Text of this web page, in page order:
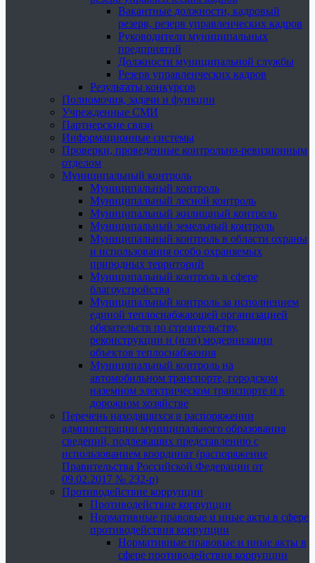
Вакантные должности, кадровый
резерв, резерв управленческих кадров
Руководители муниципальных
предприятий
Должности муниципальной службы
Резерв управленческих кадров
Результаты конкурсов
Полномочия, задачи и функции
Учрежденные СМИ
Партнерские связи
Информационные системы
Проверки, проведенные контрольно-ревизионным
отделом
Муниципальный контроль
Муниципальный контроль
Муниципальный лесной контроль
Муниципальный жилищный контроль
Муниципальный земельный контроль
Муниципальный контроль в области охраны
и использования особо охраняемых
природных территорий
Муниципальный контроль в сфере
благоустройства
Муниципальный контроль за исполнением
единой теплоснабжающей организацией
обязательств по строительству,
реконструкции и (или) модернизации
объектов теплоснабжения
Муниципальный контроль на
автомобильном транспорте, городском
наземном электрическом транспорте и в
дорожном хозяйстве
Перечень находящихся в распоряжении
администрации муниципального образования
сведений, подлежащих представлению с
использованием координат (распоряжение
Правительства Российской Федерации от
09.02.2017 № 232-р)
Противодействие коррупции
Противодействие коррупции
Нормативные правовые и иные акты в сфере
противодействия коррупции
Нормативные правовые и иные акты в
сфере противодействия коррупции